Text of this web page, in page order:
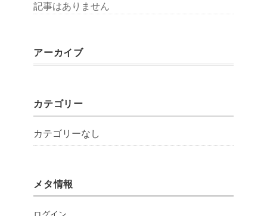
記事はありません
アーカイブ
カテゴリー
カテゴリーなし
メタ情報